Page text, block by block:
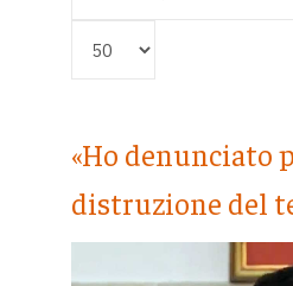
«Ho denunciato
distruzione del